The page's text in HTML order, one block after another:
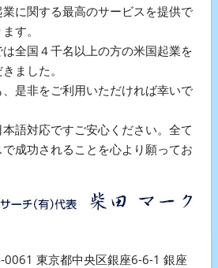
に関する最高のサービスを提供で
す。
全国４千名以上の方の米国起業を
ました。
是非をご利用いただければ幸いで
語対応ですご安心ください。全て
成功されることを心より願ってお
東京都中央区銀座6-6-1 銀座